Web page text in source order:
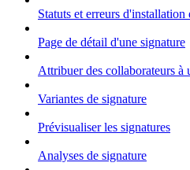
Statuts et erreurs d'installation
Page de détail d'une signature
Attribuer des collaborateurs à
Variantes de signature
Prévisualiser les signatures
Analyses de signature